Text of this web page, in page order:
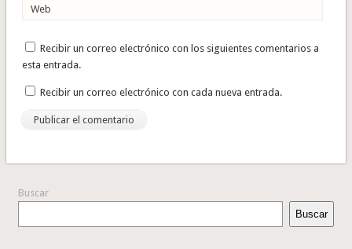
Web
Recibir un correo electrónico con los siguientes comentarios a
esta entrada.
Recibir un correo electrónico con cada nueva entrada.
Buscar
Buscar